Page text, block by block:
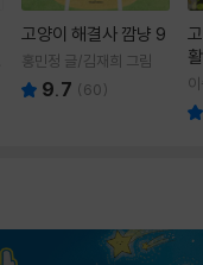
고양이 해결사 깜냥 9
홍민정 글/김재희 그림
9.7 (60)